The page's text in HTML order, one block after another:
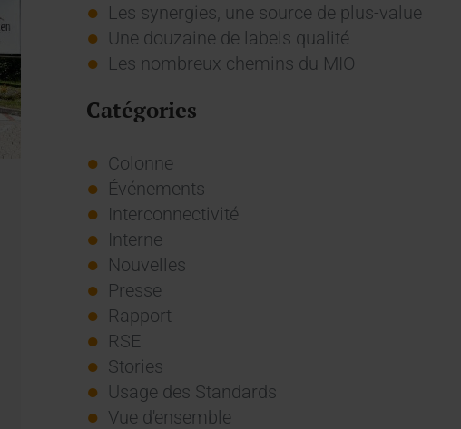
Les synergies, une source de plus-value
Une douzaine de labels qualité
Les nombreux chemins du MIO
Catégories
Colonne
Événements
Interconnectivité
Interne
Nouvelles
Presse
Rapport
RSE
Stories
Usage des Standards
Vue d'ensemble